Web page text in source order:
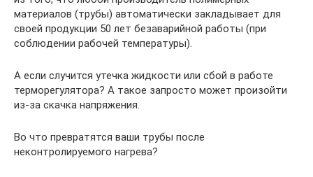
материалов (трубы) автоматически закладывает для
своей продукции 50 лет безаварийной работы (при
соблюдении рабочей температуры).
А если случится утечка жидкости или сбой в работе
терморегулятора? А такое запросто может произойти
из-за скачка напряжения.
Во что превратятся ваши трубы после
неконтролируемого нагрева?